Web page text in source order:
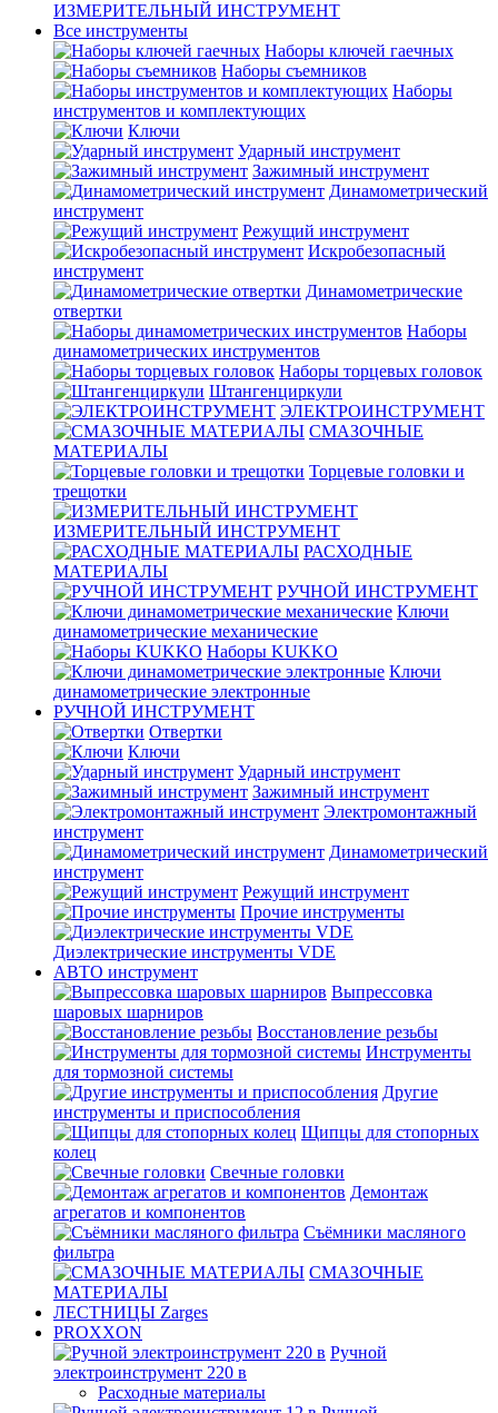
ИЗМЕРИТЕЛЬНЫЙ ИНСТРУМЕНТ
Все инструменты
Наборы ключей гаечных
Наборы съемников
Наборы
инструментов и комплектующих
Ключи
Ударный инструмент
Зажимный инструмент
Динамометрический
инструмент
Режущий инструмент
Искробезопасный
инструмент
Динамометрические
отвертки
Наборы
динамометрических инструментов
Наборы торцевых головок
Штангенциркули
ЭЛЕКТРОИНСТРУМЕНТ
СМАЗОЧНЫЕ
МАТЕРИАЛЫ
Торцевые головки и
трещотки
ИЗМЕРИТЕЛЬНЫЙ ИНСТРУМЕНТ
РАСХОДНЫЕ
МАТЕРИАЛЫ
РУЧНОЙ ИНСТРУМЕНТ
Ключи
динамометрические механические
Наборы KUKKO
Ключи
динамометрические электронные
РУЧНОЙ ИНСТРУМЕНТ
Отвертки
Ключи
Ударный инструмент
Зажимный инструмент
Электромонтажный
инструмент
Динамометрический
инструмент
Режущий инструмент
Прочие инструменты
Диэлектрические инструменты VDE
АВТО инструмент
Выпрессовка
шаровых шарниров
Восстановление резьбы
Инструменты
для тормозной системы
Другие
инструменты и приспособления
Щипцы для стопорных
колец
Свечные головки
Демонтаж
агрегатов и компонентов
Съёмники масляного
фильтра
СМАЗОЧНЫЕ
МАТЕРИАЛЫ
ЛЕСТНИЦЫ Zarges
PROXXON
Ручной
электроинструмент 220 в
Расходные материалы